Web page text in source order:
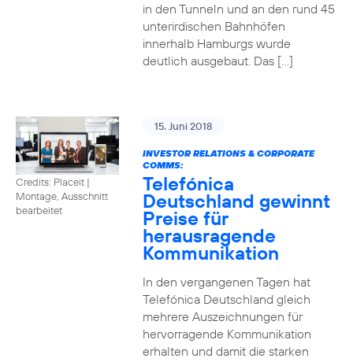
in den Tunneln und an den rund 45
unterirdischen Bahnhöfen
innerhalb Hamburgs wurde
deutlich ausgebaut. Das […]
Credits: Placeit |
Montage, Ausschnitt
bearbeitet
15. Juni 2018
INVESTOR RELATIONS & CORPORATE
COMMS:
Telefónica
Deutschland gewinnt
Preise für
herausragende
Kommunikation
In den vergangenen Tagen hat
Telefónica Deutschland gleich
mehrere Auszeichnungen für
hervorragende Kommunikation
erhalten und damit die starken